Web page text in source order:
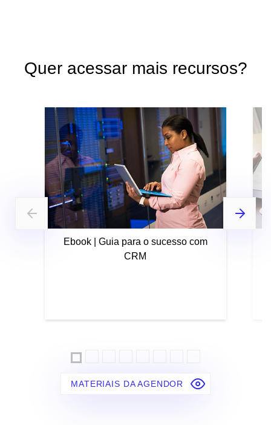
Quer acessar mais recursos?
Ebook | Guia para o sucesso com
CRM
MATERIAIS DA AGENDOR